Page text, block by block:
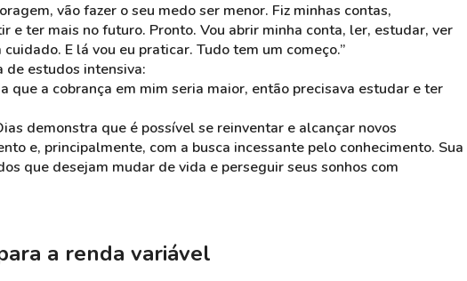
vão fazer o seu medo ser menor. Fiz minhas contas,
e ter mais no futuro. Pronto. Vou abrir minha conta, ler, estudar, ver
E lá vou eu praticar. Tudo tem um começo.”
de estudos intensiva:
que a cobrança em mim seria maior, então precisava estudar e ter
demonstra que é possível se reinventar e alcançar novos
e, principalmente, com a busca incessante pelo conhecimento. Sua
que desejam mudar de vida e perseguir seus sonhos com
a renda variável